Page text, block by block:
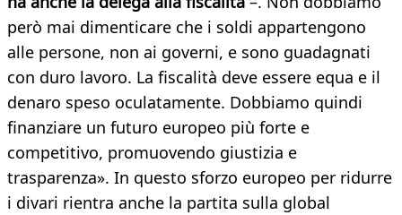
però mai dimenticare che i soldi appartengono
alle persone, non ai governi, e sono guadagnati
con duro lavoro. La fiscalità deve essere equa e il
denaro speso oculatamente. Dobbiamo quindi
finanziare un futuro europeo più forte e
competitivo, promuovendo giustizia e
trasparenza». In questo sforzo europeo per ridurre
i divari rientra anche la partita sulla global